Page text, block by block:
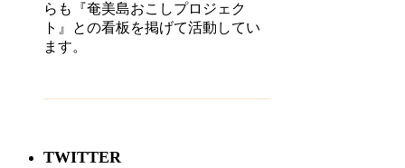
らも『奄美島おこしプロジェク
ト』との看板を掲げて活動してい
ます。
TWITTER